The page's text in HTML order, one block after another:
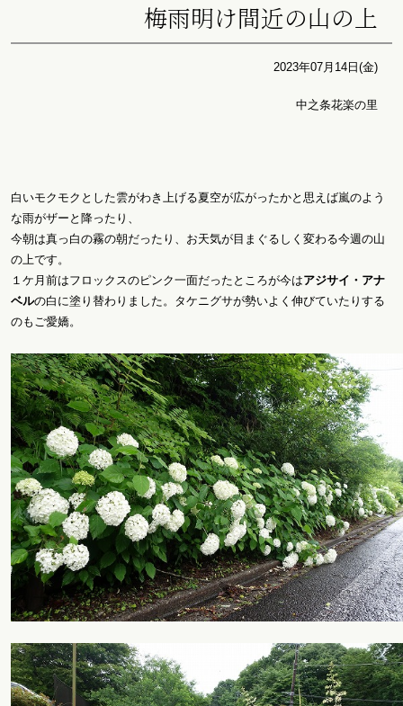
梅雨明け間近の山の上
2023年07月14日(金)
中之条花楽の里
白いモクモクとした雲がわき上げる夏空が広がったかと思えば嵐のよう
な雨がザーと降ったり、
今朝は真っ白の霧の朝だったり、お天気が目まぐるしく変わる今週の山
の上です。
１ケ月前はフロックスのピンク一面だったところが今はアジサイ・アナ
ベルの白に塗り替わりました。タケニグサが勢いよく伸びていたりする
のもご愛嬌。